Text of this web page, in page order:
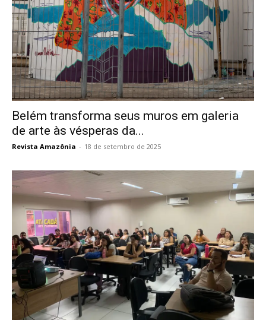
Belém transforma seus muros em galeria
de arte às vésperas da...
Revista Amazônia - 18 de setembro de 2025